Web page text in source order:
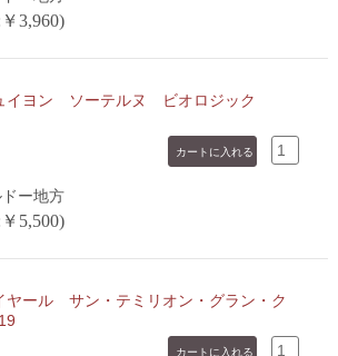
3,960)
イヨン ソーテルヌ ビオロジック
ー地方
5,500)
ヤール サン・テミリオン・グラン・ク